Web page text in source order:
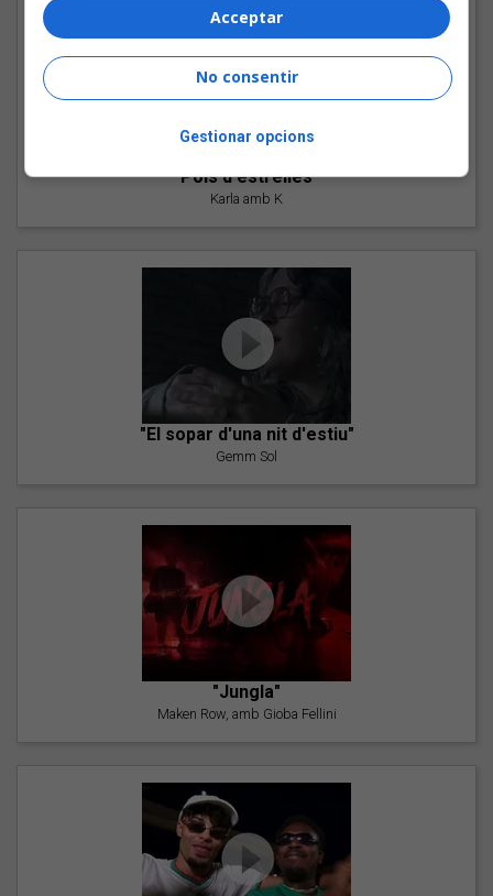
"Pols d'estrelles"
Karla amb K
"El sopar d'una nit d'estiu"
Gemm Sol
"Jungla"
Maken Row, amb Gioba Fellini
Acceptar
No consentir
Gestionar opcions